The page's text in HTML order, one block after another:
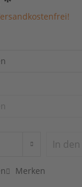
In den
Merken